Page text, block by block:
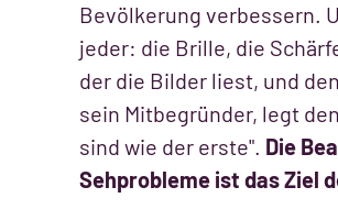
Bevölkerung verbessern.
jeder: die Brille, die
der die Bilder liest, und
sein Mitbegründer, legt
sind wie der erste". Die
Sehprobleme ist das Ziel